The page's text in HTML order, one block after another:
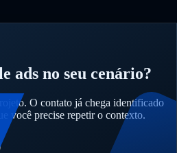
ads no seu cenário?
O contato já chega identificado
você precise repetir o contexto.